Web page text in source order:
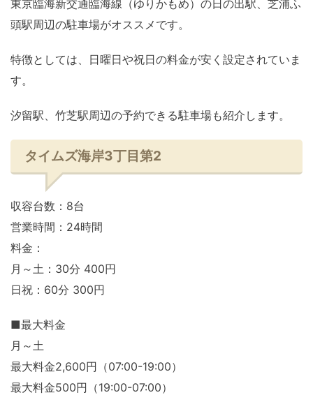
東京臨海新交通臨海線（ゆりかもめ）の日の出駅、芝浦ふ
頭駅周辺の駐車場がオススメです。
特徴としては、日曜日や祝日の料金が安く設定されていま
す。
汐留駅、竹芝駅周辺の予約できる駐車場も紹介します。
タイムズ海岸3丁目第2
収容台数：8台
営業時間：24時間
料金：
月～土：30分 400円
日祝：60分 300円
■最大料金
月～土
最大料金2,600円（07:00-19:00）
最大料金500円（19:00-07:00）